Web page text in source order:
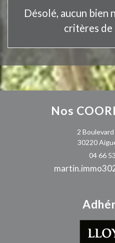
Désolé, aucun bien
critères de
Nos
2
30220
04 66